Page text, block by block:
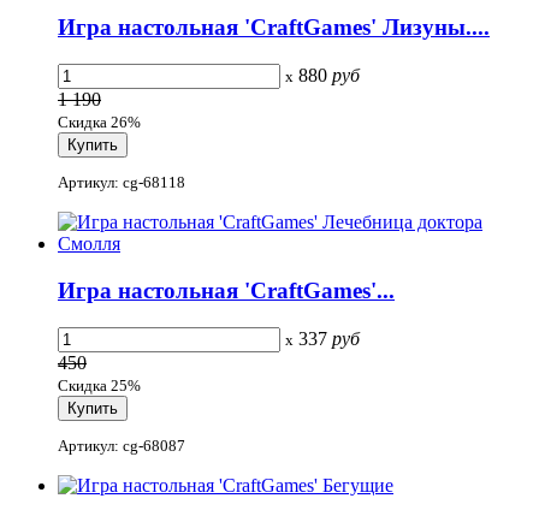
Игра настольная 'CraftGames' Лизуны....
x 880 руб
1 190
Скидка 26%
Артикул: cg-68118
Игра настольная 'CraftGames'...
x 337 руб
450
Скидка 25%
Артикул: cg-68087